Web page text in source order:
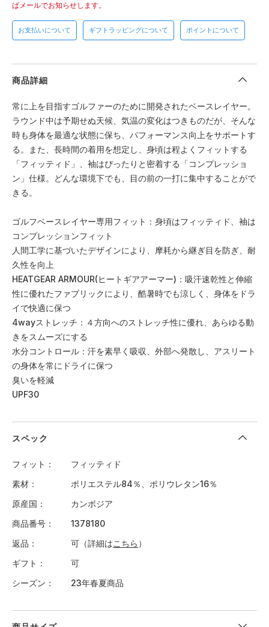
ばメールでお知らせします。
お支払いについて ギフトラッピングについて ポイントについて
商品詳細
常に上を目指すゴルファーのために開発されたベースレイヤー。
ラウンド中は予期せぬ天候、気温の変化はつきものだが、そんな
時も身体を最適な状態に保ち、パフォーマンス向上をサポートす
る。また、長時間の着用を想定し、身頃は程よくフィットする
「フィッティド」、袖はぴったりと密着する「コンプレッショ
ン」仕様。どんな環境下でも、目の前の一打に集中することがで
きる。
ゴルフベースレイヤー専用フィット：身頃はフィッティド、袖は
コンプレッションフィット
人間工学に基づいたデザインにより、摩耗から継ぎ目を防ぎ、耐
久性を向上
HEATGEAR ARMOUR(ヒートギアアーマー)：吸汗速乾性と伸縮
性に優れたファブリックにより、酷暑時でも涼しく、身体をドラ
イで快適に保つ
4wayストレッチ：４方向へのストレッチ性に優れ、あらゆる動
きをスムーズにする
水分コントロール：汗を素早く吸収、外部へ発散し、アスリート
の身体を常にドライに保つ
臭いを軽減
UPF30
スペック
フィット
フィッティド
素材
ポリエステル84％、ポリウレタン16％
原産国
カンボジア
商品番号
1378180
返品
可（詳細はこちら ）
ギフト
可
シーズン
23年春夏商品